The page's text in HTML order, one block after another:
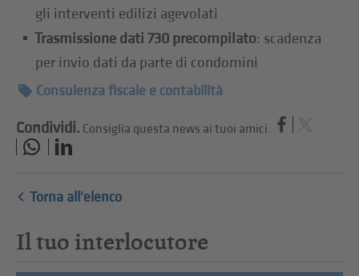
gli interventi edilizi agevolati
Trasmissione dati 730 precompilato: scadenza
per invio dati da parte di condomini
Consulenza fiscale e contabilità
Condividi. Consiglia questa news ai tuoi amici.
Torna all'elenco
Il tuo interlocutore